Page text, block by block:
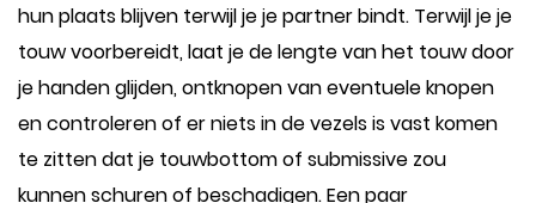
hun plaats blijven terwijl je je partner bindt. Terwijl je je
touw voorbereidt, laat je de lengte van het touw door
je handen glijden, ontknopen van eventuele knopen
en controleren of er niets in de vezels is vast komen
te zitten dat je touwbottom of submissive zou
kunnen schuren of beschadigen. Een paar